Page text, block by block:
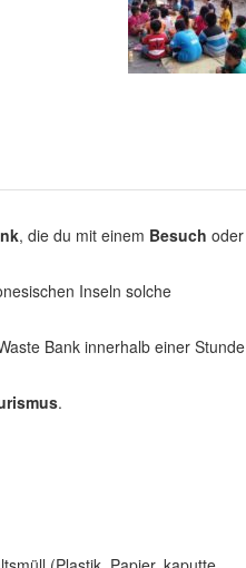
, die du mit einem Besuch oder
Inseln solche
Bank innerhalb einer Stunde
.